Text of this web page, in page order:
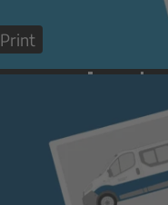
Print